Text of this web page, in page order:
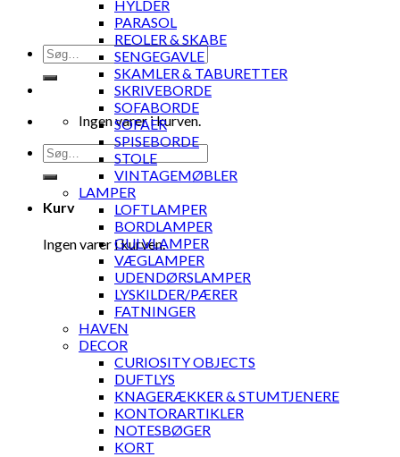
Søg
efter:
Ingen varer i kurven.
Søg
efter:
Kurv
Ingen varer i kurven.
HYLDER
PARASOL
REOLER & SKABE
SENGEGAVLE
SKAMLER & TABURETTER
SKRIVEBORDE
SOFABORDE
SOFAER
SPISEBORDE
STOLE
VINTAGEMØBLER
LAMPER
LOFTLAMPER
BORDLAMPER
GULVLAMPER
VÆGLAMPER
UDENDØRSLAMPER
LYSKILDER/PÆRER
FATNINGER
HAVEN
DECOR
CURIOSITY OBJECTS
DUFTLYS
KNAGERÆKKER & STUMTJENERE
KONTORARTIKLER
NOTESBØGER
KORT